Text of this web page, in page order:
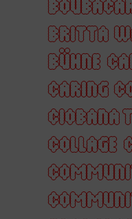
BRITTA
BÜHNE
CARING
CIOBANA
COLLAGE